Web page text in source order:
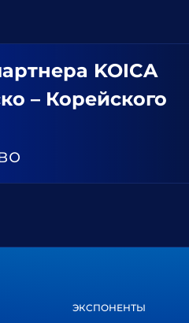
KOICA
– Корейского
ЭКСПОНЕНТЫ